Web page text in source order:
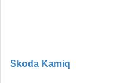
Skoda Kamiq